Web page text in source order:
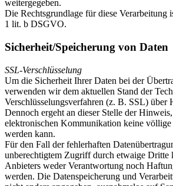
weitergegeben.
Die Rechtsgrundlage für diese Verarbeitung
1 lit. b DSGVO.
Sicherheit/Speicherung von Daten
SSL-Verschlüsselung
Um die Sicherheit Ihrer Daten bei der
verwenden wir dem aktuellen Stand der
Verschlüsselungsverfahren (z. B. SSL) über
Dennoch ergeht an dieser Stelle der
elektronischen Kommunikation keine völlige
werden kann.
Für den Fall der fehlerhaften
unberechtigtem Zugriff durch etwaige Dritte
Anbieters weder Verantwortung noch
werden. Die Datenspeicherung und